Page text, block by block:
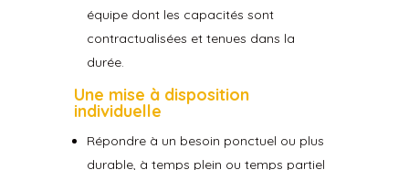
équipe dont les capacités sont
contractualisées et tenues dans la
durée.
Une mise à disposition
individuelle
Répondre à un besoin ponctuel ou plus
durable, à temps plein ou temps partiel